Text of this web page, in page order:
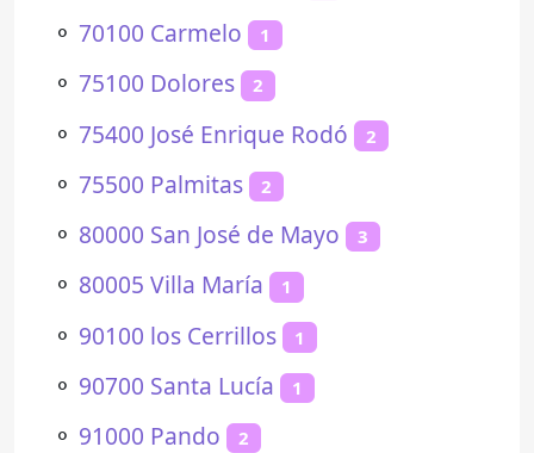
⚬ 70100 Carmelo 1
⚬ 75100 Dolores 2
⚬ 75400 José Enrique Rodó 2
⚬ 75500 Palmitas 2
⚬ 80000 San José de Mayo 3
⚬ 80005 Villa María 1
⚬ 90100 los Cerrillos 1
⚬ 90700 Santa Lucía 1
⚬ 91000 Pando 2